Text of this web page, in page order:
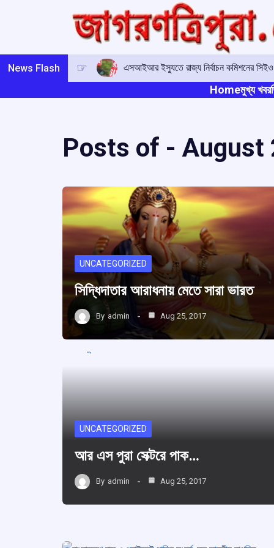
News Flash এসআইআর ইস্যুতে রাজ্য নির্বাচন কমিশনের
Homeমুখ্য খবর
Posts of - August
UNCATEGORIZED
সিদ্ধিদাতার আরাধনায় মেতে সারা ভারত
By admin Aug 25, 2017
UNCATEGORIZED
আর এস পুরা সেক্টরে পাক…
By admin Aug 25, 2017